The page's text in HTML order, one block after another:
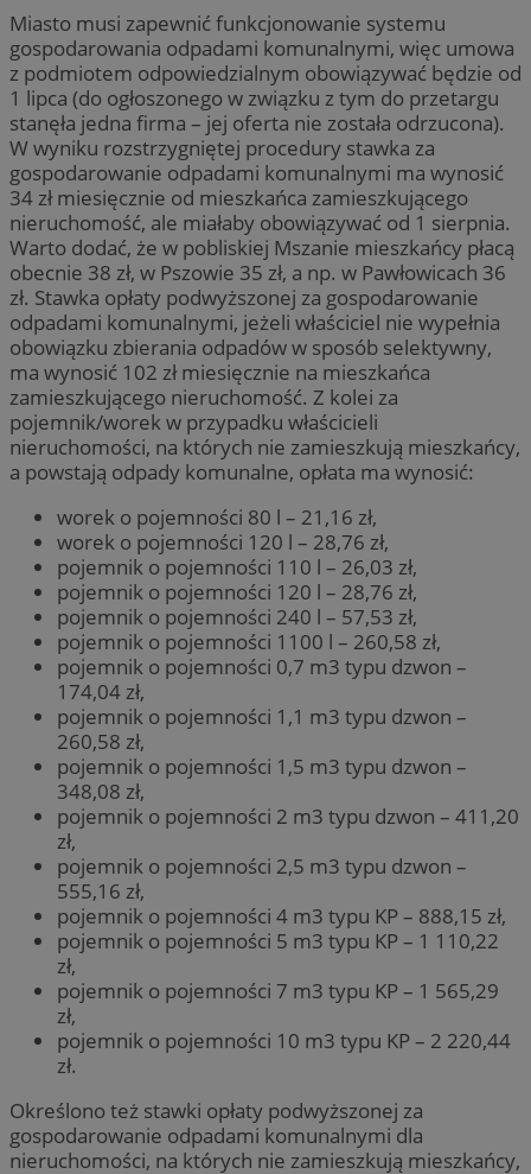
Miasto musi zapewnić funkcjonowanie systemu
gospodarowania odpadami komunalnymi, więc umowa
z podmiotem odpowiedzialnym obowiązywać będzie od
1 lipca (do ogłoszonego w związku z tym do przetargu
stanęła jedna firma – jej oferta nie została odrzucona).
W wyniku rozstrzygniętej procedury stawka za
gospodarowanie odpadami komunalnymi ma wynosić
34 zł miesięcznie od mieszkańca zamieszkującego
nieruchomość, ale miałaby obowiązywać od 1 sierpnia.
Warto dodać, że w pobliskiej Mszanie mieszkańcy płacą
obecnie 38 zł, w Pszowie 35 zł, a np. w Pawłowicach 36
zł. Stawka opłaty podwyższonej za gospodarowanie
odpadami komunalnymi, jeżeli właściciel nie wypełnia
obowiązku zbierania odpadów w sposób selektywny,
ma wynosić 102 zł miesięcznie na mieszkańca
zamieszkującego nieruchomość. Z kolei za
pojemnik/worek w przypadku właścicieli
nieruchomości, na których nie zamieszkują mieszkańcy,
a powstają odpady komunalne, opłata ma wynosić:
worek o pojemności 80 l – 21,16 zł,
worek o pojemności 120 l – 28,76 zł,
pojemnik o pojemności 110 l – 26,03 zł,
pojemnik o pojemności 120 l – 28,76 zł,
pojemnik o pojemności 240 l – 57,53 zł,
pojemnik o pojemności 1100 l – 260,58 zł,
pojemnik o pojemności 0,7 m3 typu dzwon –
174,04 zł,
pojemnik o pojemności 1,1 m3 typu dzwon –
260,58 zł,
pojemnik o pojemności 1,5 m3 typu dzwon –
348,08 zł,
pojemnik o pojemności 2 m3 typu dzwon – 411,20
zł,
pojemnik o pojemności 2,5 m3 typu dzwon –
555,16 zł,
pojemnik o pojemności 4 m3 typu KP – 888,15 zł,
pojemnik o pojemności 5 m3 typu KP – 1 110,22
zł,
pojemnik o pojemności 7 m3 typu KP – 1 565,29
zł,
pojemnik o pojemności 10 m3 typu KP – 2 220,44
zł.
Określono też stawki opłaty podwyższonej za
gospodarowanie odpadami komunalnymi dla
nieruchomości, na których nie zamieszkują mieszkańcy,